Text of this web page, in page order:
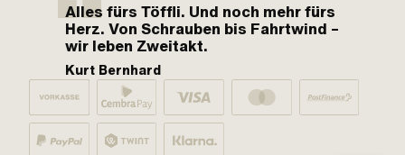
Alles fürs Töffli. Und noch mehr fürs
Herz. Von Schrauben bis Fahrtwind –
wir leben Zweitakt.
Kurt Bernhard